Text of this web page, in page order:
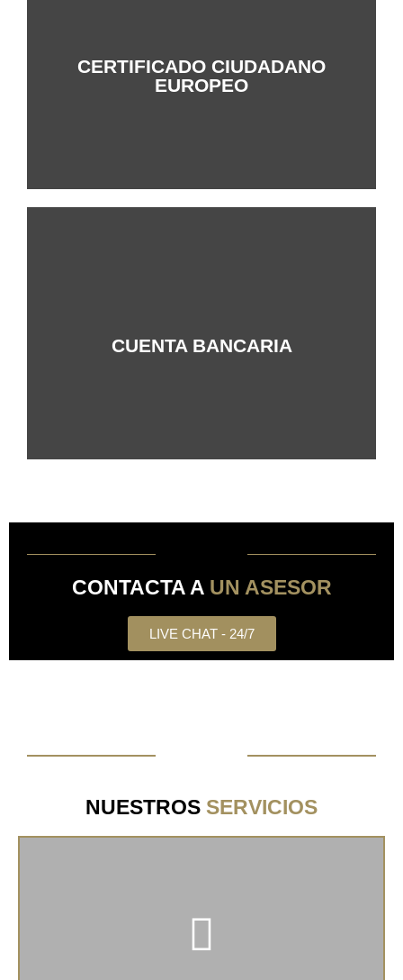
CERTIFICADO CIUDADANO
EUROPEO
+Info
CUENTA BANCARIA
+Info
CONTACTA A UN ASESOR
LIVE CHAT - 24/7
NUESTROS SERVICIOS
Llegar a un nuevo país o realizar tus trámites de
de los expertos de JUMBRELA.